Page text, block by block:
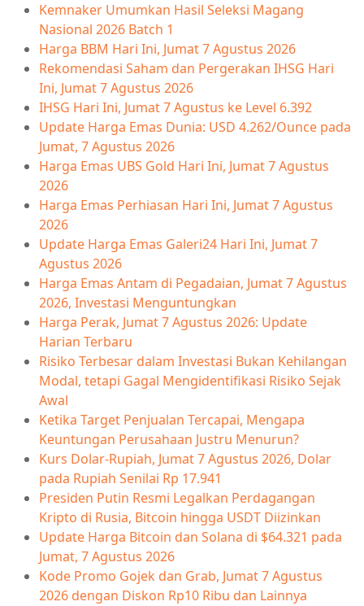
Kemnaker Umumkan Hasil Seleksi Magang
Nasional 2026 Batch 1
Harga BBM Hari Ini, Jumat 7 Agustus 2026
Rekomendasi Saham dan Pergerakan IHSG Hari
Ini, Jumat 7 Agustus 2026
IHSG Hari Ini, Jumat 7 Agustus ke Level 6.392
Update Harga Emas Dunia: USD 4.262/Ounce pada
Jumat, 7 Agustus 2026
Harga Emas UBS Gold Hari Ini, Jumat 7 Agustus
2026
Harga Emas Perhiasan Hari Ini, Jumat 7 Agustus
2026
Update Harga Emas Galeri24 Hari Ini, Jumat 7
Agustus 2026
Harga Emas Antam di Pegadaian, Jumat 7 Agustus
2026, Investasi Menguntungkan
Harga Perak, Jumat 7 Agustus 2026: Update
Harian Terbaru
Risiko Terbesar dalam Investasi Bukan Kehilangan
Modal, tetapi Gagal Mengidentifikasi Risiko Sejak
Awal
Ketika Target Penjualan Tercapai, Mengapa
Keuntungan Perusahaan Justru Menurun?
Kurs Dolar-Rupiah, Jumat 7 Agustus 2026, Dolar
pada Rupiah Senilai Rp 17.941
Presiden Putin Resmi Legalkan Perdagangan
Kripto di Rusia, Bitcoin hingga USDT Diizinkan
Update Harga Bitcoin dan Solana di $64.321 pada
Jumat, 7 Agustus 2026
Kode Promo Gojek dan Grab, Jumat 7 Agustus
2026 dengan Diskon Rp10 Ribu dan Lainnya